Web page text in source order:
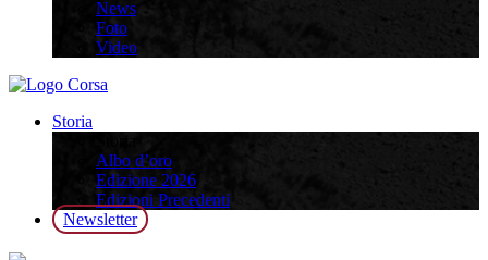
News
Foto
Video
Storia
Albo d’oro
Edizione 2026
Edizioni Precedenti
Newsletter